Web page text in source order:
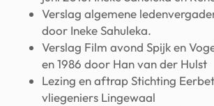
Verslag algemene
door Ineke Sahuleka.
Verslag Film avond Spijk en
en 1986 door Han van der Hulst
Lezing en aftrap Stichting
vliegeniers Lingewaal